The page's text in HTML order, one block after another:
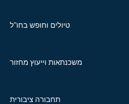
טיולים וחופש בחו"ל
משכנתאות וייעוץ מחזור
תחבורה ציבורית